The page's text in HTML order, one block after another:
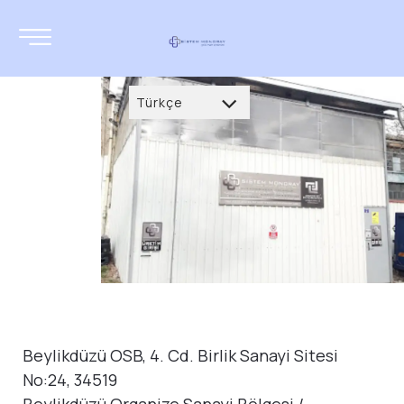
Beylikdüzü OSB, 4. Cd. Birlik Sanayi Sitesi
No:24, 34519
Türkçe
Türkçe
العربية
Deutsch
français
English
azərbaycan